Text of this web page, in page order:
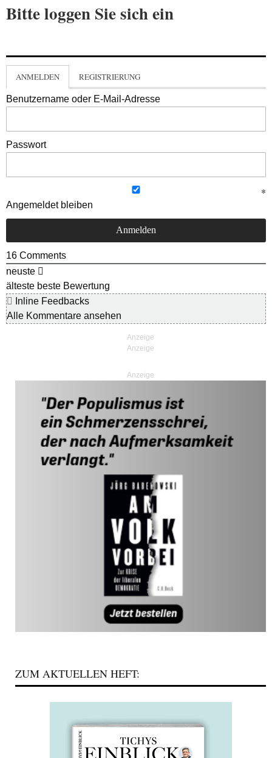
Bitte loggen Sie sich ein
ANMELDEN REGISTRIERUNG
Benutzername oder E-Mail-Adresse
Passwort
Angemeldet bleiben
16 Comments
neuste
älteste beste Bewertung
Inline Feedbacks
Alle Kommentare ansehen
Anzeige
ZUM AKTUELLEN HEFT: